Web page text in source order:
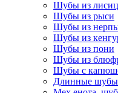
Шубы из
Шубы из рыси
Шубы из нерпы
Шубы из
Шубы из пони
Шубы из
Шубы с
Длинные шубы